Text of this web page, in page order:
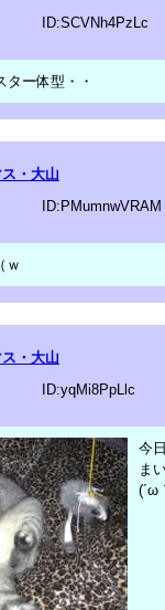
ID:SCVNh4PzLc
ター体型・・
・大山
ID:PMumnwVRAM
ｗ
・大山
ID:yqMi8PpLlc
今
ま
(´ω